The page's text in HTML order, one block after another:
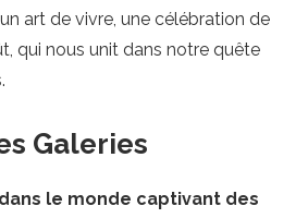
art de vivre, une célébration de
qui nous unit dans notre quête
Galeries
le monde captivant des